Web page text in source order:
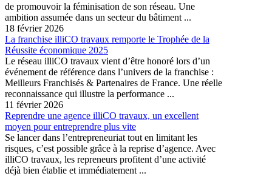
de promouvoir la féminisation de son réseau. Une
ambition assumée dans un secteur du bâtiment ...
18 février 2026
La franchise illiCO travaux remporte le Trophée de la
Réussite économique 2025
Le réseau illiCO travaux vient d’être honoré lors d’un
événement de référence dans l’univers de la franchise :
Meilleurs Franchisés & Partenaires de France. Une réelle
reconnaissance qui illustre la performance ...
11 février 2026
Reprendre une agence illiCO travaux, un excellent
moyen pour entreprendre plus vite
Se lancer dans l’entrepreneuriat tout en limitant les
risques, c’est possible grâce à la reprise d’agence. Avec
illiCO travaux, les repreneurs profitent d’une activité
déjà bien établie et immédiatement ...